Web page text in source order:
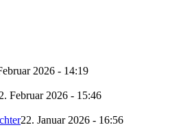
2026 - 14:19
Februar 2026 - 15:46
22. Januar 2026 - 16:56